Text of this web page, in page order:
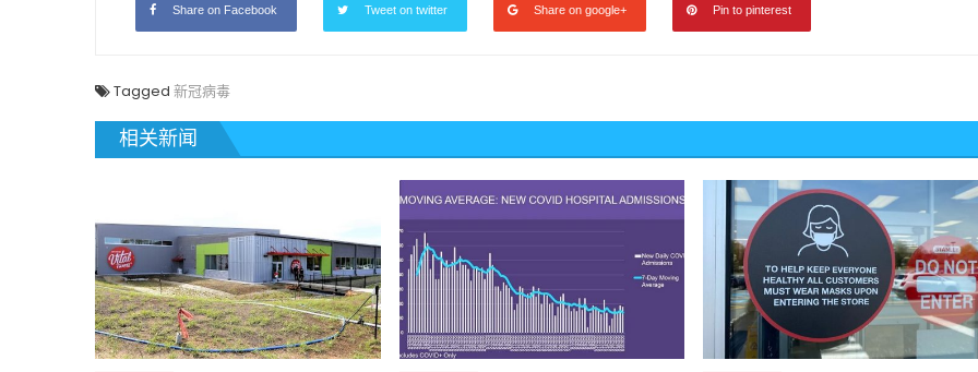
Share on Facebook Tweet on twitter Share on google+ Pin to pinterest
Tagged 新冠病毒
相关新闻